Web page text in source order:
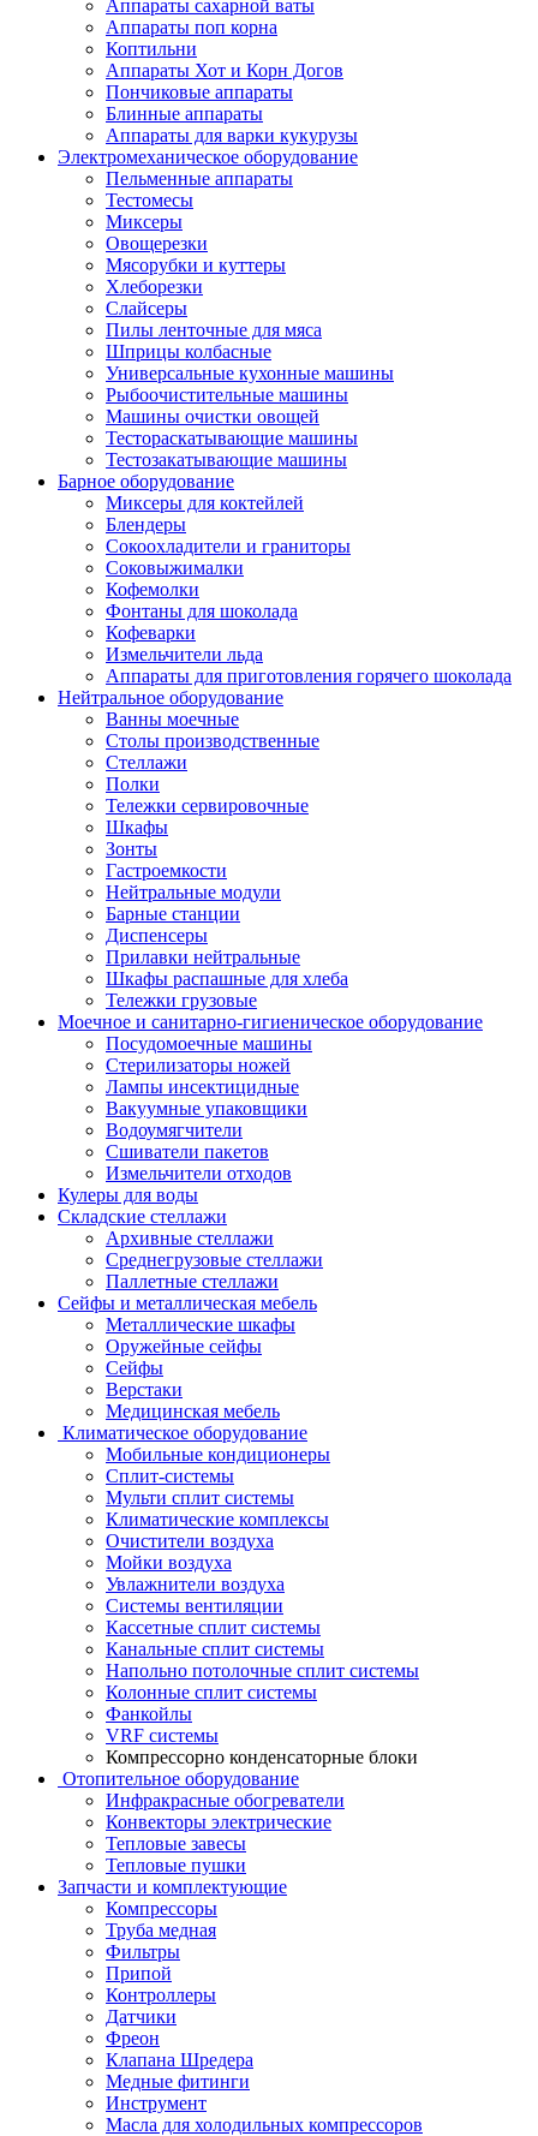
Аппараты сахарной ваты
Аппараты поп корна
Коптильни
Аппараты Хот и Корн Догов
Пончиковые аппараты
Блинные аппараты
Аппараты для варки кукурузы
Электромеханическое оборудование
Пельменные аппараты
Тестомесы
Миксеры
Овощерезки
Мясорубки и куттеры
Хлеборезки
Слайсеры
Пилы ленточные для мяса
Шприцы колбасные
Универсальные кухонные машины
Рыбоочистительные машины
Машины очистки овощей
Тестораскатывающие машины
Тестозакатывающие машины
Барное оборудование
Миксеры для коктейлей
Блендеры
Сокоохладители и граниторы
Соковыжималки
Кофемолки
Фонтаны для шоколада
Кофеварки
Измельчители льда
Аппараты для приготовления горячего шоколада
Нейтральное оборудование
Ванны моечные
Столы производственные
Стеллажи
Полки
Тележки сервировочные
Шкафы
Зонты
Гастроемкости
Нейтральные модули
Барные станции
Диспенсеры
Прилавки нейтральные
Шкафы распашные для хлеба
Тележки грузовые
Моечное и санитарно-гигиеническое оборудование
Посудомоечные машины
Стерилизаторы ножей
Лампы инсектицидные
Вакуумные упаковщики
Водоумягчители
Сшиватели пакетов
Измельчители отходов
Кулеры для воды
Складские стеллажи
Архивные стеллажи
Среднегрузовые стеллажи
Паллетные стеллажи
Сейфы и металлическая мебель
Металлические шкафы
Оружейные сейфы
Сейфы
Верстаки
Медицинская мебель
Климатическое оборудование
Мобильные кондиционеры
Сплит-системы
Мульти сплит системы
Климатические комплексы
Очистители воздуха
Мойки воздуха
Увлажнители воздуха
Системы вентиляции
Кассетные сплит системы
Канальные сплит системы
Напольно потолочные сплит системы
Колонные сплит системы
Фанкойлы
VRF системы
Компрессорно конденсаторные блоки
Отопительное оборудование
Инфракрасные обогреватели
Конвекторы электрические
Тепловые завесы
Тепловые пушки
Запчасти и комплектующие
Компрессоры
Труба медная
Фильтры
Припой
Контроллеры
Датчики
Фреон
Клапана Шредера
Медные фитинги
Инструмент
Масла для холодильных компрессоров